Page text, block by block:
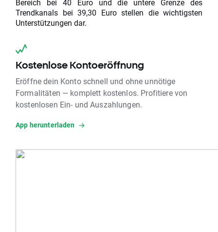
Bereich bei 40 Euro und die untere Grenze des
Trendkanals bei 39,30 Euro stellen die wichtigsten
Unterstützungen dar.
Kostenlose Kontoeröffnung
Eröffne dein Konto schnell und ohne unnötige
Formalitäten — komplett kostenlos. Profitiere von
kostenlosen Ein- und Auszahlungen.
App herunterladen